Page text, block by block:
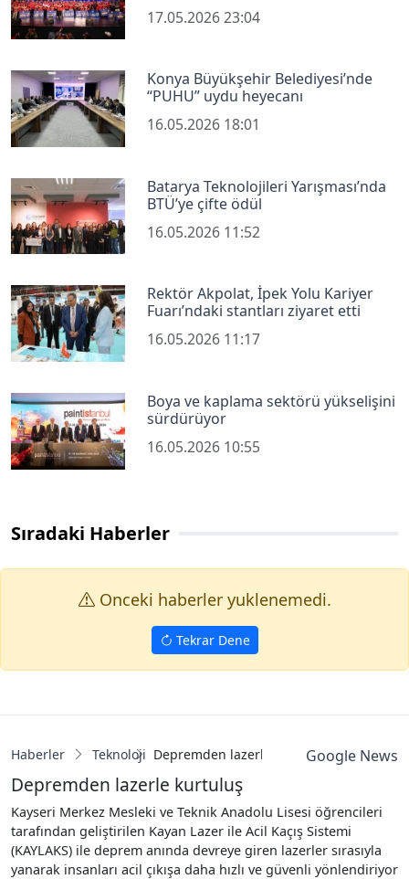
17.05.2026 23:04
Konya Büyükşehir Belediyesi’nde
“PUHU” uydu heyecanı
16.05.2026 18:01
Batarya Teknolojileri Yarışması’nda
BTÜ’ye çifte ödül
16.05.2026 11:52
Rektör Akpolat, İpek Yolu Kariyer
Fuarı’ndaki stantları ziyaret etti
16.05.2026 11:17
Boya ve kaplama sektörü yükselişini
sürdürüyor
16.05.2026 10:55
Sıradaki Haberler
Onceki haberler yuklenemedi.
Tekrar Dene
Haberler Teknoloji Depremden lazerle kurtuluşGoogle News
Depremden lazerle kurtuluş
Kayseri Merkez Mesleki ve Teknik Anadolu Lisesi öğrencileri
tarafından geliştirilen Kayan Lazer ile Acil Kaçış Sistemi
(KAYLAKS) ile deprem anında devreye giren lazerler sırasıyla
yanarak insanları acil çıkışa daha hızlı ve güvenli yönlendiriyor